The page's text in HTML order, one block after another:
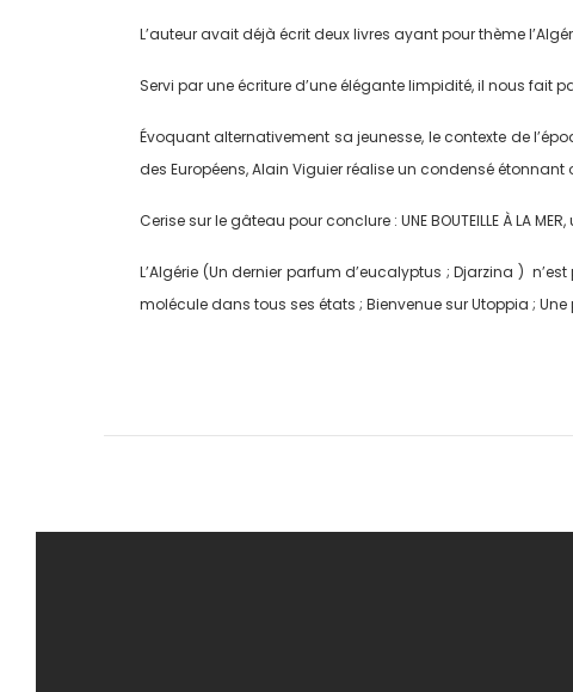
L’auteur avait déjà écrit deux livres ayant pour thème
Servi par une écriture d’une élégante limpidité, il nous fait
Évoquant alternativement sa jeunesse, le contexte de
des Européens, Alain Viguier réalise un condensé
Cerise sur le gâteau pour conclure : UNE BOUTEILLE À LA
L’Algérie (Un dernier parfum d’eucalyptus ; Djarzina )
molécule dans tous ses états ; Bienvenue sur Utoppia ;